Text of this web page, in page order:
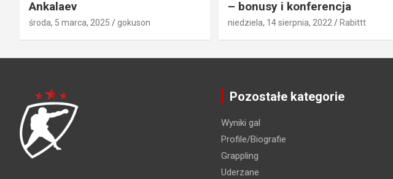
Ankalaev
środa, 5 marca, 2025 gokuson
– bonusy i konferencja
niedziela, 14 sierpnia, 2022 Rabittt
Pozostałe kategorie
Wyniki gal
Profile/Biografie
Grappling
Uderzane